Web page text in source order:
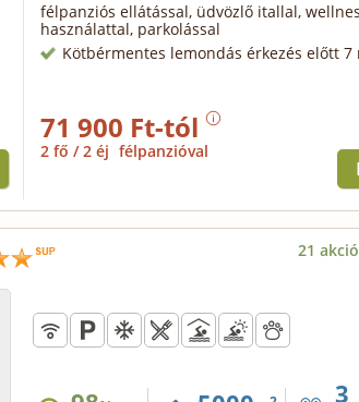
félpanziós ellátással, üdvözlő itallal,
használattal, parkolással
Kötbérmentes lemondás érkezés előtt 7
71 900 Ft-tól
2 fő / 2 éj félpanzióval
21
3